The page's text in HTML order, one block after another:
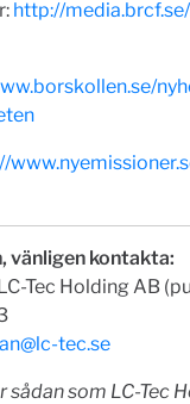
http://
vänligen kontakta:
Tec Holding AB
tec.se
sådan som LC-Tec